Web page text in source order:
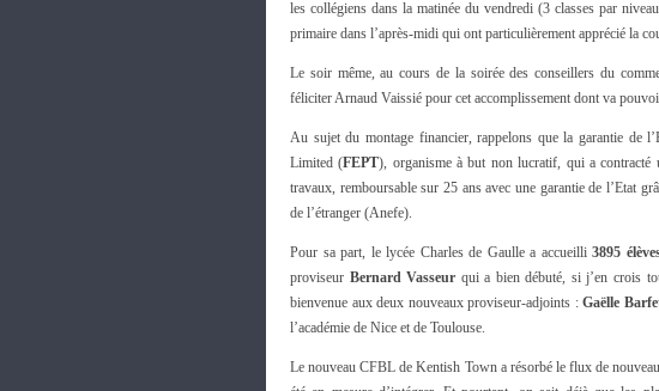
les collégiens dans la matinée du vendredi (3 classes par
primaire dans l’après-midi qui ont particulièrement apprécié la
Le soir même, au cours de la soirée des conseillers du
féliciter Arnaud Vaissié pour cet accomplissement dont va
Au sujet du montage financier, rappelons que la garantie de
Limited (FEPT), organisme à but non lucratif, qui a
travaux, remboursable sur 25 ans avec une garantie de l’Etat
de l’étranger (Anefe).
Pour sa part, le lycée Charles de Gaulle a accueilli3895
proviseur Bernard Vasseur qui a bien débuté, si j’en crois
bienvenue aux deux nouveaux proviseur-adjoints : Gaëlle
l’académie de Nice et de Toulouse.
Le nouveau CFBL de Kentish Town a résorbé le flux de